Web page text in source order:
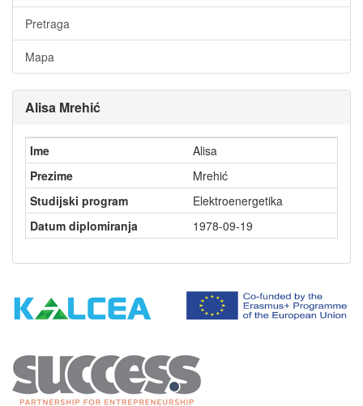
Pretraga
Mapa
Alisa Mrehić
Ime
Alisa
Prezime
Mrehić
Studijski program
Elektroenergetika
Datum diplomiranja
1978-09-19